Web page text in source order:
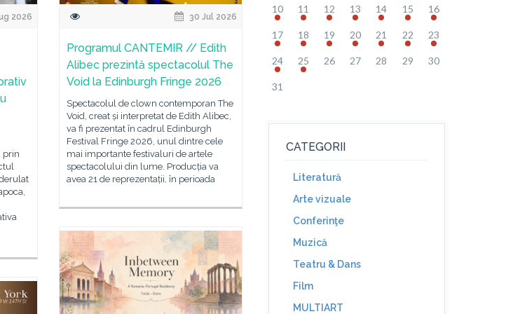
2026
prin
30 Jul 2026
Programul CANTEMIR // Edith
Alibec prezintă spectacolul The
Void la Edinburgh Fringe 2026
Spectacolul de clown contemporan The
Void, creat și interpretat de Edith Alibec,
va fi prezentat în cadrul Edinburgh
Festival Fringe 2026, unul dintre cele
mai importante festivaluri de artele
spectacolului din lume. Producția va
avea 21 de reprezentații, în perioada
10 11 12 13 14 15 16
17 18 19 20 21 22 23
24 25 26 27 28 29 30
31
CATEGORII
Literatură
Arte vizuale
Conferinţe
Muzică
Teatru & Dans
Film
MULTIART